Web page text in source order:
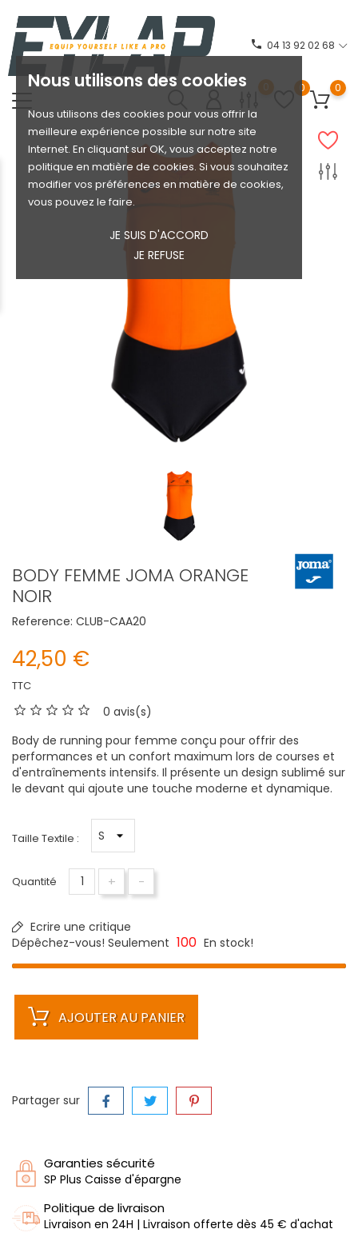
Nous utilisons des cookies
Nous utilisons des cookies pour vous offrir la
meilleure expérience possible sur notre site
Internet. En cliquant sur OK, vous acceptez notre
politique en matière de cookies. Si vous souhaitez
modifier vos préférences en matière de cookies,
vous pouvez le faire.
JE SUIS D'ACCORD
JE REFUSE
phone 04 13 92 02 68
0 0 0
BODY FEMME JOMA ORANGE
NOIR
Reference: CLUB-CAA20
42,50 €
TTC
0 avis(s)
Body de running pour femme conçu pour offrir des
performances et un confort maximum lors de courses et
d'entraînements intensifs. Il présente un design sublimé sur
le devant qui ajoute une touche moderne et dynamique.
Taille Textile :
Quantité + -
Ecrire une critique
Dépêchez-vous! Seulement 100 En stock!
AJOUTER AU PANIER
Partager sur
Garanties sécurité
SP Plus Caisse d'épargne
Politique de livraison
Livraison en 24H | Livraison offerte dès 45 € d'achat